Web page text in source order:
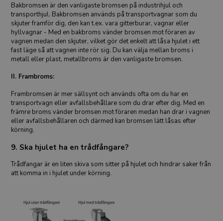
Bakbromsen är den vanligaste bromsen på industrihjul och
transporthjul. Bakbromsen används på transportvagnar som du
skjuter framför dig, den kan t.ex. vara gitterburar, vagnar eller
hyllvagnar - Med en bakbroms vänder bromsen mot föraren av
vagnen medan den skjuter, vilket gör det enkelt att låsa hjulet i ett
fast läge så att vagnen inte rör sig. Du kan välja mellan broms i
metall eller plast, metallbroms är den vanligaste bromsen.
II. Frambroms:
Frambromsen är mer sällsynt och används ofta om du har en
transportvagn eller avfallsbehållare som du drar efter dig. Med en
främre broms vänder bromsen mot föraren medan han drar i vagnen
eller avfallsbehållaren och därmed kan bromsen lätt låsas efter
körning.
9. Ska hjulet ha en trådfångare?
Trådfangar är en liten skiva som sitter på hjulet och hindrar saker från
att komma in i hjulet under körning.